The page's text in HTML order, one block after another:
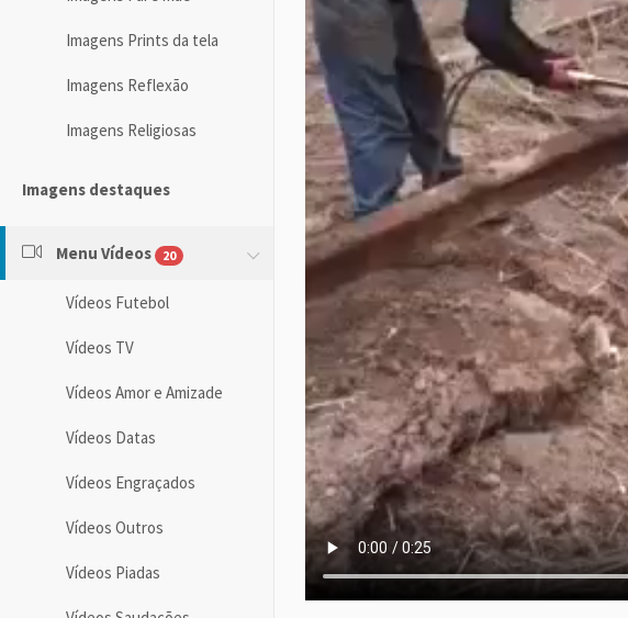
Imagens Prints da tela
Imagens Reflexão
Imagens Religiosas
Imagens destaques
Menu Vídeos 20
Vídeos Futebol
Vídeos TV
Vídeos Amor e Amizade
Vídeos Datas
Vídeos Engraçados
Vídeos Outros
Vídeos Piadas